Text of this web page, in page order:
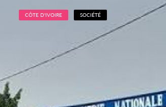
CÔTE D'IVOIRE SOCIÉTÉ